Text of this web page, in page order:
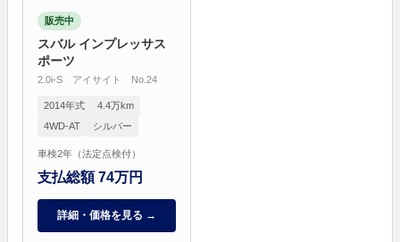
販売中
スバル インプレッサス
ポーツ
2.0i-S アイサイト No.24
2014年式
4.4万km
4WD-AT
シルバー
車検2年（法定点検付）
支払総額 74万円
詳細・価格を見る →